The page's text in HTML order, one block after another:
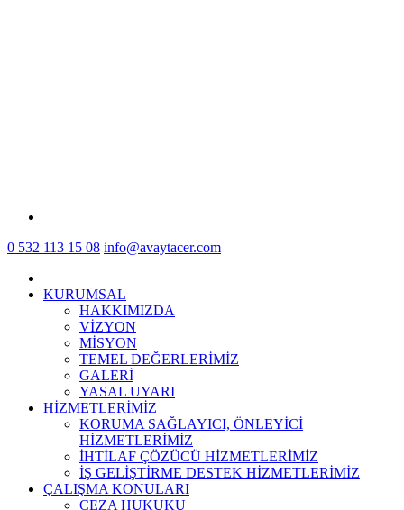
0 532 113 15 08 info@avaytacer.com
KURUMSAL
HAKKIMIZDA
VİZYON
MİSYON
TEMEL DEĞERLERİMİZ
GALERİ
YASAL UYARI
HİZMETLERİMİZ
KORUMA SAĞLAYICI, ÖNLEYİCİ
HİZMETLERİMİZ
İHTİLAF ÇÖZÜCÜ HİZMETLERİMİZ
İŞ GELİŞTİRME DESTEK HİZMETLERİMİZ
ÇALIŞMA KONULARI
CEZA HUKUKU